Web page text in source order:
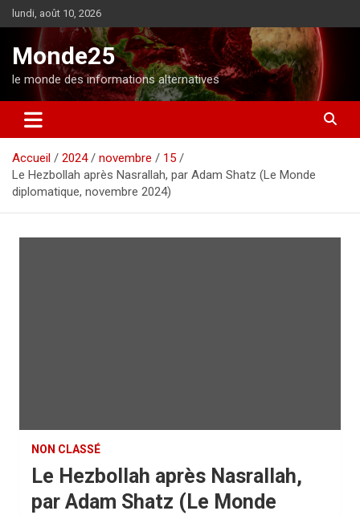
l
o
n
lundi, août 10, 2026
Monde25
le monde des informations alternatives
Accueil 2024 novembre
15
Le Hezbollah après Nasrallah, par Adam Shatz (Le Monde
diplomatique, novembre 2024)
NON CLASSÉ
Le Hezbollah après Nasrallah,
par Adam Shatz (Le Monde